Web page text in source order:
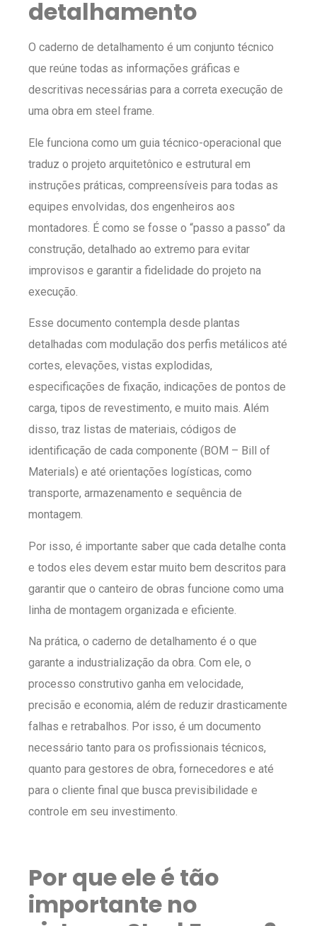
detalhamento
O caderno de detalhamento é um conjunto técnico
que reúne todas as informações gráficas e
descritivas necessárias para a correta execução de
uma obra em steel frame.
Ele funciona como um guia técnico-operacional que
traduz o projeto arquitetônico e estrutural em
instruções práticas, compreensíveis para todas as
equipes envolvidas, dos engenheiros aos
montadores. É como se fosse o “passo a passo” da
construção, detalhado ao extremo para evitar
improvisos e garantir a fidelidade do projeto na
execução.
Esse documento contempla desde plantas
detalhadas com modulação dos perfis metálicos até
cortes, elevações, vistas explodidas,
especificações de fixação, indicações de pontos de
carga, tipos de revestimento, e muito mais. Além
disso, traz listas de materiais, códigos de
identificação de cada componente (BOM – Bill of
Materials) e até orientações logísticas, como
transporte, armazenamento e sequência de
montagem.
Por isso, é importante saber que cada detalhe conta
e todos eles devem estar muito bem descritos para
garantir que o canteiro de obras funcione como uma
linha de montagem organizada e eficiente.
Na prática, o caderno de detalhamento é o que
garante a industrialização da obra. Com ele, o
processo construtivo ganha em velocidade,
precisão e economia, além de reduzir drasticamente
falhas e retrabalhos. Por isso, é um documento
necessário tanto para os profissionais técnicos,
quanto para gestores de obra, fornecedores e até
para o cliente final que busca previsibilidade e
controle em seu investimento.
Por que ele é tão
importante no